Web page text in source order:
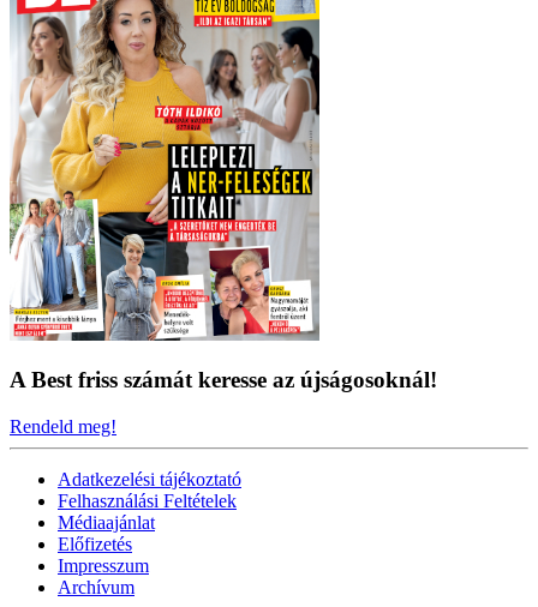
A Best friss számát keresse az újságosoknál!
Rendeld meg!
Adatkezelési tájékoztató
Felhasználási Feltételek
Médiaajánlat
Előfizetés
Impresszum
Archívum